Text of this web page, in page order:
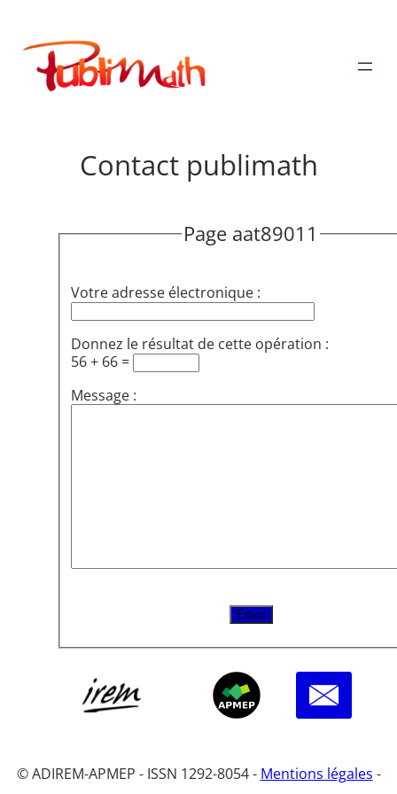
contenu
Publimath
Contact publimath
Page aat89011
Votre adresse électronique :
Donnez le résultat de cette opération :
56 + 66 =
Message :
© ADIREM-APMEP - ISSN 1292-8054 - Mentions légales -